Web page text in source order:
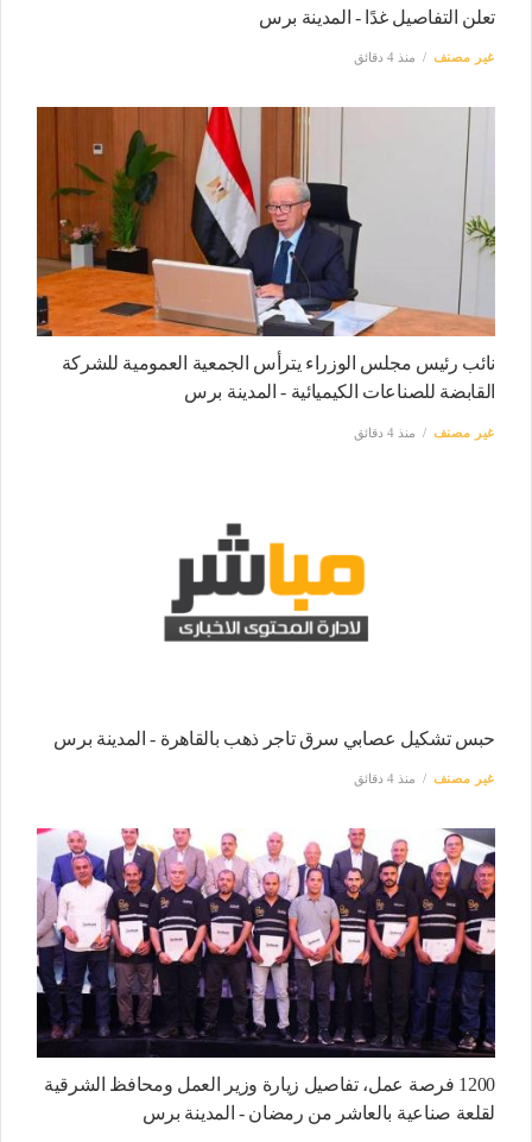
تعلن التفاصيل غدًا - المدينة برس
غير مصنف منذ 4 دقائق
نائب رئيس مجلس الوزراء يترأس الجمعية العمومية للشركة
القابضة للصناعات الكيميائية - المدينة برس
غير مصنف منذ 4 دقائق
حبس تشكيل عصابي سرق تاجر ذهب بالقاهرة - المدينة برس
غير مصنف منذ 4 دقائق
1200 فرصة عمل، تفاصيل زيارة وزير العمل ومحافظ الشرقية
لقلعة صناعية بالعاشر من رمضان - المدينة برس